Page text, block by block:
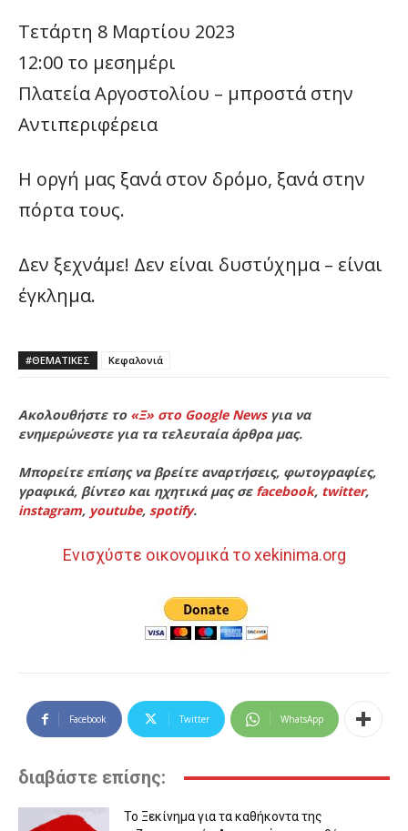
Τετάρτη 8 Μαρτίου 2023
12:00 το μεσημέρι
Πλατεία Αργοστολίου – μπροστά στην
Αντιπεριφέρεια
Η οργή μας ξανά στον δρόμο, ξανά στην
πόρτα τους.
Δεν ξεχνάμε! Δεν είναι δυστύχημα – είναι
έγκλημα.
#ΘΕΜΑΤΙΚΈΣ Κεφαλονιά
Ακολουθήστε το «Ξ» στο Google Newsγια να
ενημερώνεστε για τα τελευταία άρθρα μας.
Μπορείτε επίσης να βρείτε αναρτήσεις, φωτογραφίες,
γραφικά, βίντεο και ηχητικά μας σε facebook, twitter,
instagram, youtube, spotify.
Ενισχύστε οικονομικά το xekinima.org
Facebook Twitter WhatsApp
διαβάστε επίσης:
Το Ξεκίνημα για τα καθήκοντα της